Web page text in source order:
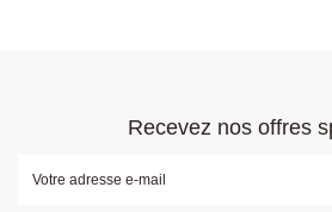
Recevez nos offres